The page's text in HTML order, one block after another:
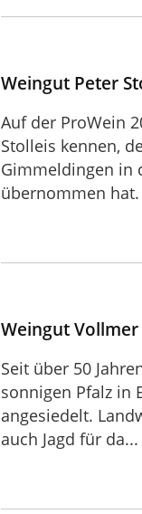
Weingut Peter
Auf der ProWein
Stolleis kennen,
Gimmeldingen in
übernommen hat.
Weingut
Seit über 50
sonnigen Pfalz in
angesiedelt.
auch Jagd für da...